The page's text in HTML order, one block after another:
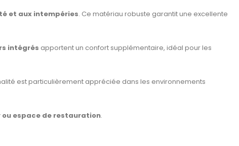
et aux intempéries. Ce matériau robuste garantit une excellente
intégrés apportent un confort supplémentaire, idéal pour les
est particulièrement appréciée dans les environnements
espace de restauration.